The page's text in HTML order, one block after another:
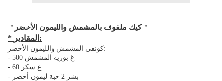
"كيك ملفوف بالمشمش والليمون الأخضر "
* المقادير:
كونفي المشمش والليمون الأخضر:
- 500 غ بوريه المشمش
- 60 غ سكر
- بشر 2 حبة ليمون أخضر